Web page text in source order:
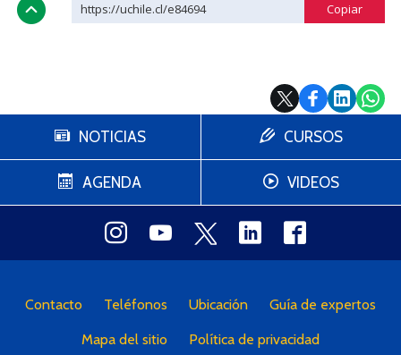
https://uchile.cl/e84694
NOTICIAS
AGENDA
CURSOS
VIDEOS
Contacto Teléfonos Ubicación Guía de expertos
Mapa del sitio Política de privacidad